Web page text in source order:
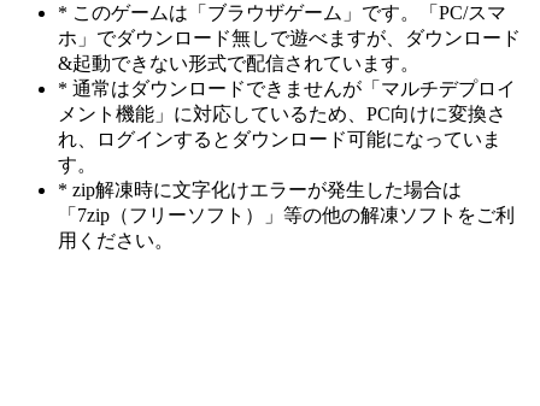
* このゲームは「ブラウザゲーム」です。「PC/スマ
ホ」でダウンロード無しで遊べますが、ダウンロード
&起動できない形式で配信されています。
* 通常はダウンロードできませんが「マルチデプロイ
メント機能」に対応しているため、PC向けに変換さ
れ、ログインするとダウンロード可能になっていま
す。
* zip解凍時に文字化けエラーが発生した場合は
「7zip（フリーソフト）」等の他の解凍ソフトをご利
用ください。